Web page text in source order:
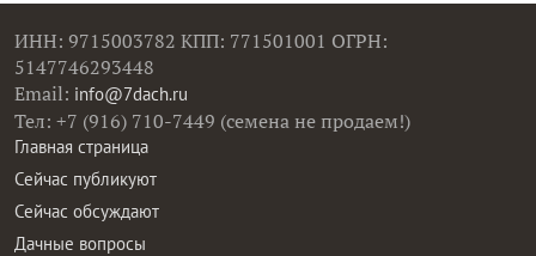
ИНН: 9715003782 КПП: 771501001 ОГРН:
5147746293448
Email: info@7dach.ru
Тел: +7 (916) 710-7449 (семена не продаем!)
Главная страница
Сейчас публикуют
Сейчас обсуждают
Дачные вопросы